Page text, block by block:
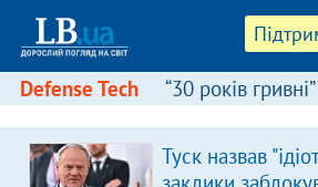
Defense Tech “30 років гривні”
Туск назвав